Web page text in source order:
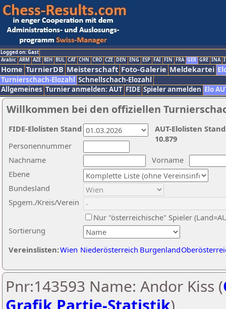
Logged on: Gast
Arabic ARM AZE BIH BUL CAT CHN CRO CZE DEN ENG ESP FAI FIN FRA GER GRE INA
Home TurnierDB Meisterschaft Foto-Galerie Meldekartei
Turnierschach-Elozahl Schnellschach-Elozahl
Allgemeines Turnier anmelden: AUT FIDE Spieler anmelden Elo
Willkommen bei den offiziellen
Nachname
Vorname
Ebene
Sortierung
Personennummer
Bundesland
Spgem./Kreis/Verein
Nur "österreichische" Spieler
Vereinslisten:Wien Niederösterreich Burgenland
AUT-Elolisten
10.879
FIDE-Elolisten Stand
Pnr:143593 Name: Andor Kiss (